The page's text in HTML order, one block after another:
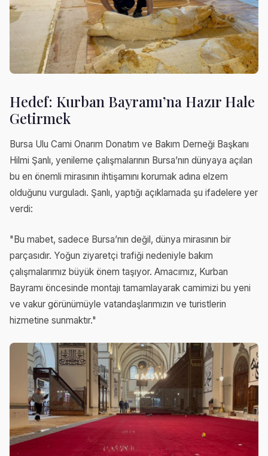
Hedef: Kurban Bayramı’na Hazır Hale
Getirmek
Bursa Ulu Cami Onarım Donatım ve Bakım Derneği Başkanı
Hilmi Şanlı, yenileme çalışmalarının Bursa’nın dünyaya açılan
bu en önemli mirasının ihtişamını korumak adına elzem
olduğunu vurguladı. Şanlı, yaptığı açıklamada şu ifadelere yer
verdi:
"Bu mabet, sadece Bursa’nın değil, dünya mirasının bir
parçasıdır. Yoğun ziyaretçi trafiği nedeniyle bakım
çalışmalarımız büyük önem taşıyor. Amacımız, Kurban
Bayramı öncesinde montajı tamamlayarak camimizi bu yeni
ve vakur görünümüyle vatandaşlarımızın ve turistlerin
hizmetine sunmaktır."